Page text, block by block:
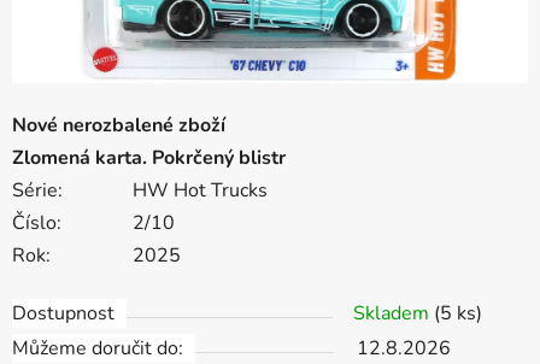
Nové nerozbalené zboží
Zlomená karta. Pokrčený blistr
Série:
HW Hot Trucks
Číslo:
2/10
Rok:
2025
Dostupnost Skladem (5 ks)
Můžeme doručit do:
12.8.2026